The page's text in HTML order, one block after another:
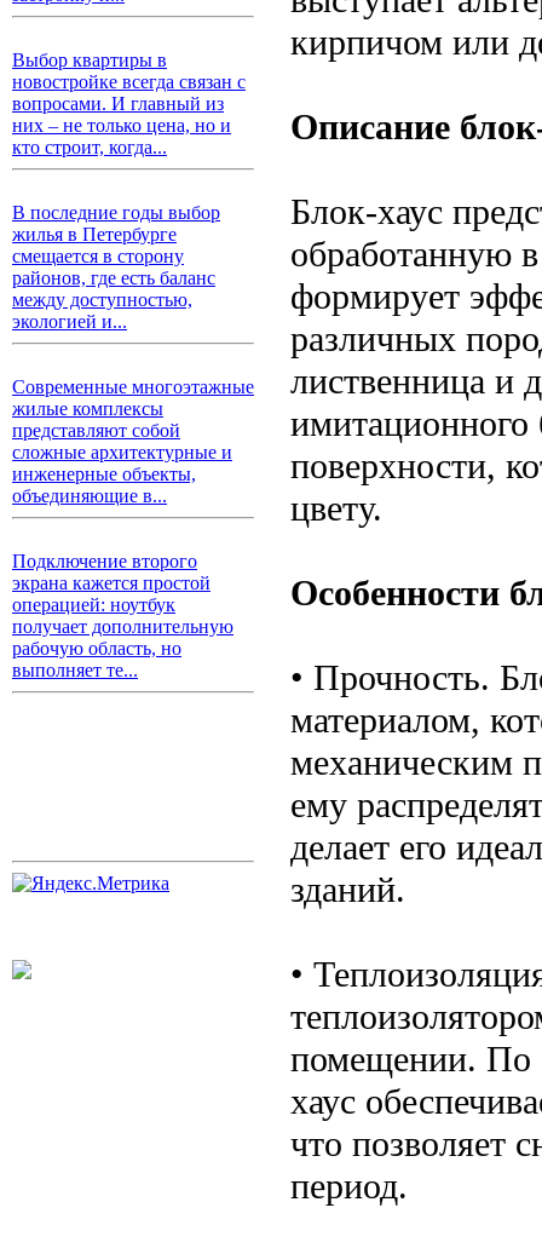
Выбор квартиры в
новостройке всегда связан с
вопросами. И главный из
них – не только цена, но и
кто строит, когда...
В последние годы выбор
жилья в Петербурге
смещается в сторону
районов, где есть баланс
между доступностью,
экологией и...
Современные многоэтажные
жилые комплексы
представляют собой
сложные архитектурные и
инженерные объекты,
объединяющие в...
Подключение второго
экрана кажется простой
операцией: ноутбук
получает дополнительную
рабочую область, но
выполняет те...
кирпичом или
Описание
Блок-хаус
обработанную
формирует
различных
лиственница и
имитационного
поверхности,
цвету.
Особенности
• Прочность.
материалом,
механическим
ему
делает его
зданий.
•
помещении. По
хаус
что позволяет
период.